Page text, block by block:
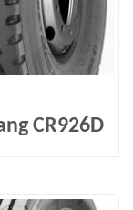
CR926D